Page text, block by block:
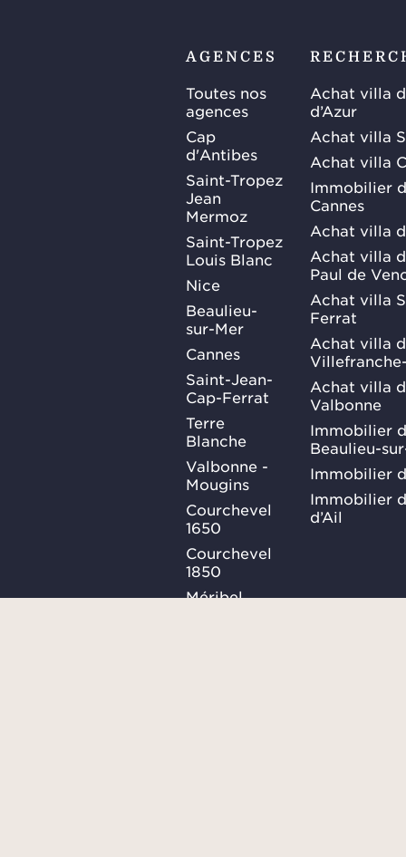
AGENCES
Toutes nos
agences
Cap
d'Antibes
Saint-Tropez
Jean
Mermoz
Saint-Tropez
Louis Blanc
Nice
Beaulieu-
sur-Mer
Cannes
Saint-Jean-
Cap-Ferrat
Terre
Blanche
Valbonne -
Mougins
Courchevel
1650
Courchevel
1850
Méribel
Achat villa
d’Azur
Achat villa
Achat villa
Immobilier
Cannes
Achat villa
Achat villa
Paul de
Achat villa
Ferrat
Achat villa
Achat villa
Valbonne
Immobilier
Beaulieu-
Immobilier
Immobilier
d’Ail